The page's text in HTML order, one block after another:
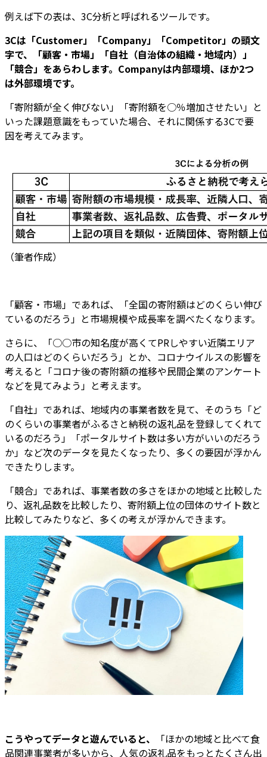
例えば下の表は、3C分析と呼ばれるツールです。
3Cは「Customer」「Company」「Competitor」の頭文
字で、「顧客・市場」「自社（自治体の組織・地域内）」
「競合」をあらわします。Companyは内部環境、ほか2つ
は外部環境です。
「寄附額が全く伸びない」「寄附額を○％増加させたい」と
いった課題意識をもっていた場合、それに関係する3Cで要
因を考えてみます。
（筆者作成）
「顧客・市場」であれば、「全国の寄附額はどのくらい伸び
ているのだろう」と市場規模や成長率を調べたくなります。
さらに、「○○市の知名度が高くてPRしやすい近隣エリア
の人口はどのくらいだろう」とか、コロナウイルスの影響を
考えると「コロナ後の寄附額の推移や民間企業のアンケート
などを見てみよう」と考えます。
「自社」であれば、地域内の事業者数を見て、そのうち「ど
のくらいの事業者がふるさと納税の返礼品を登録してくれて
いるのだろう」「ポータルサイト数は多い方がいいのだろう
か」など次のデータを見たくなったり、多くの要因が浮かん
できたりします。
「競合」であれば、事業者数の多さをほかの地域と比較した
り、返礼品数を比較したり、寄附額上位の団体のサイト数と
比較してみたりなど、多くの考えが浮かんできます。
こうやってデータと遊んでいると、
「ほかの地域と比べて食
品関連事業者が多いから、人気の返礼品をもっとたくさん出